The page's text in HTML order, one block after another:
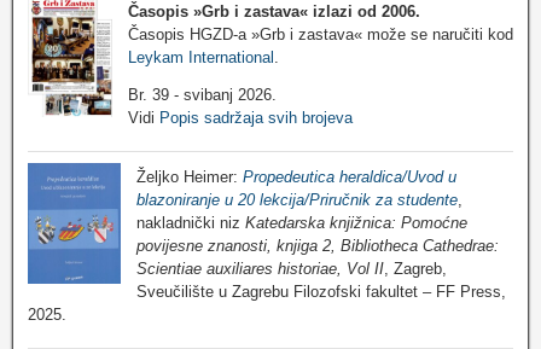
Časopis »Grb i zastava« izlazi od 2006.
Časopis HGZD-a »Grb i zastava« može se naručiti kod
Leykam International
Br. 39 - svibanj 2026.
Vidi Popis sadržaja svih brojeva
Željko Heimer: Propedeutica heraldica/Uvod u
blazoniranje u 20 lekcija/Priručnik za studente,
nakladnički niz Katedarska knjižnica: Pomoćne
povijesne znanosti, knjiga 2, Bibliotheca Cathedrae:
Scientiae auxiliares historiae, Vol II, Zagreb,
Sveučilište u Zagrebu Filozofski fakultet – FF Press,
2025.